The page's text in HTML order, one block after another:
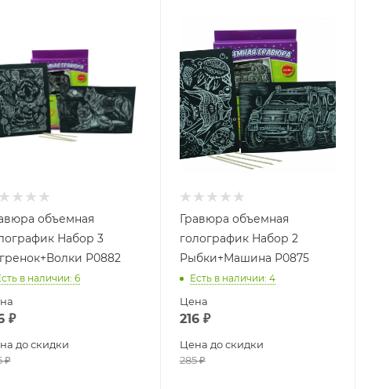
объемная
Набор 3
Р0882
в наличии: 6
₽
до скидки
₽
Гравюра объемная
голографик Набор 2
Рыбки+Машина Р0875
Есть в наличии: 4
Цена
216₽
Цена до скидки
285₽